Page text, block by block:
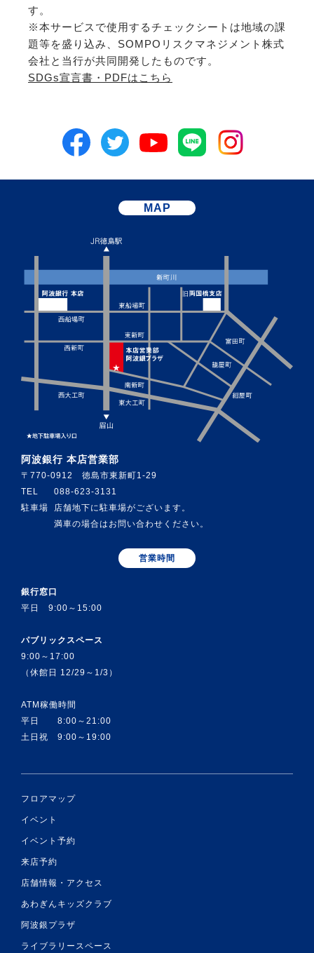
す。
※本サービスで使用するチェックシートは地域の課
題等を盛り込み、SOMPOリスクマネジメント株式
会社と当行が共同開発したものです。
SDGs宣言書・PDFはこちら
MAP
阿波銀行 本店営業部
〒770-0912 徳島市東新町1-29
TEL
088-623-3131
駐車場
店舗地下に駐車場がございます。
満車の場合はお問い合わせください。
営業時間
銀行窓口
平日 9:00～15:00
パブリックスペース
9:00～17:00
（休館日 12/29～1/3）
ATM稼働時間
平日 8:00～21:00
土日祝 9:00～19:00
フロアマップ
イベント
イベント予約
来店予約
店舗情報・アクセス
あわぎんキッズクラブ
阿波銀プラザ
ライブラリースペース